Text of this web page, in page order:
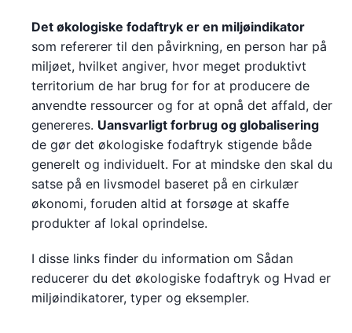
Det økologiske fodaftryk er en miljøindikator
som refererer til den påvirkning, en person har på
miljøet, hvilket angiver, hvor meget produktivt
territorium de har brug for for at producere de
anvendte ressourcer og for at opnå det affald, der
genereres. Uansvarligt forbrug og globalisering
de gør det økologiske fodaftryk stigende både
generelt og individuelt. For at mindske den skal du
satse på en livsmodel baseret på en cirkulær
økonomi, foruden altid at forsøge at skaffe
produkter af lokal oprindelse.
I disse links finder du information om Sådan
reducerer du det økologiske fodaftryk og Hvad er
miljøindikatorer, typer og eksempler.